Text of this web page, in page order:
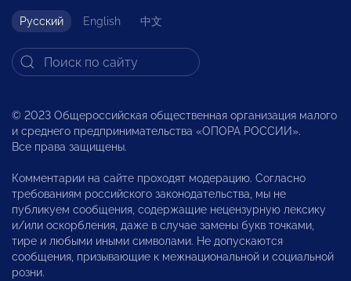
Русский English 中文
© 2023 Общероссийская общественная организация малого
и среднего предпринимательства «ОПОРА РОССИИ».
Все права защищены.
Комментарии на сайте проходят модерацию. Согласно
требованиям российского законодательства, мы не
публикуем сообщения, содержащие нецензурную лексику
и/или оскорбления, даже в случае замены букв точками,
тире и любыми иными символами. Не допускаются
сообщения, призывающие к межнациональной и социальной
розни.